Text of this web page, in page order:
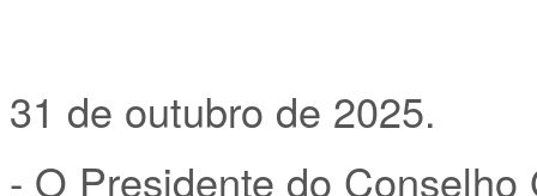
31 de outubro de 2025.
- O Presidente do Conselho